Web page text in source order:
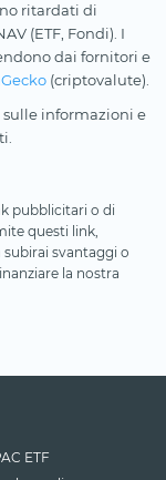
ritardati di
(ETF, Fondi). I
dai fornitori e
(criptovalute).
sulle informazioni e
pubblicitari o di
questi link,
svantaggi o
la nostra
ETF